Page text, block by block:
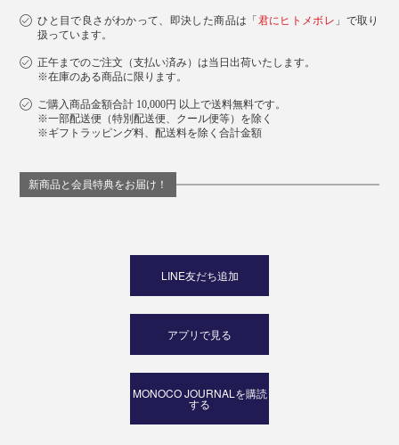
ひと目で良さがわかって、即決した商品は「君にヒトメボレ 」で取り
扱っています。
正午までのご注文（支払い済み）は当日出荷いたします。
※在庫のある商品に限ります。
ご購入商品金額合計 10,000円 以上で送料無料です。
※一部配送便（特別配送便、クール便等）を除く
※ギフトラッピング料、配送料を除く合計金額
新商品と会員特典をお届け！
LINE友だち追加
アプリで見る
MONOCO JOURNALを購読
する